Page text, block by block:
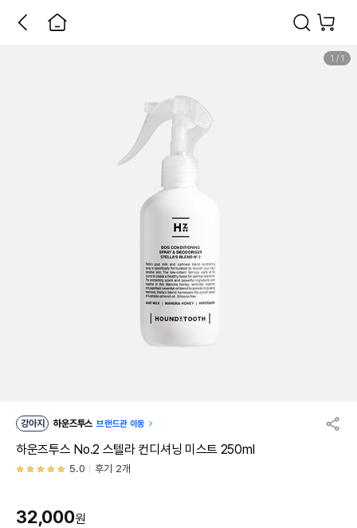
1 / 1
강아지 하운즈투스 브랜드관 이동
하운즈투스 No.2 스텔라 컨디셔닝 미스트 250ml
5.0 후기 2개
32,000원